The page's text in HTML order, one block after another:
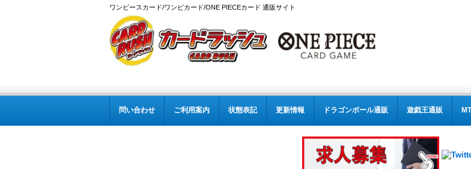
ワンピースカード/ワンピカード/ONE PIECEカード 通販サイト
問い合わせ ご利用案内 状態表記 更新情報 ドラゴンボール通販 遊戯王通販